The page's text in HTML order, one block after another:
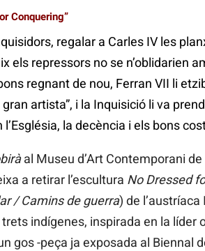
Conquering”
regalar a Carles IV les
els repressors no se n’oblidarien
regnant de nou, Ferran VII li
artista”, i la Inquisició li va
la decència i els bons
al Museu d’Art Contemporani
a retirar l’escultura No Dressed
/ Camins de guerra) de l’austríaca
indígenes, inspirada en la líder
gos -peça ja exposada al Biennal